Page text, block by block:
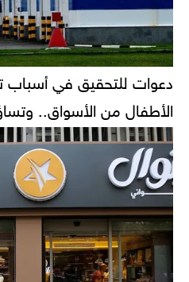
دعوات للتحقيق في
الأطفال من الأسواق..